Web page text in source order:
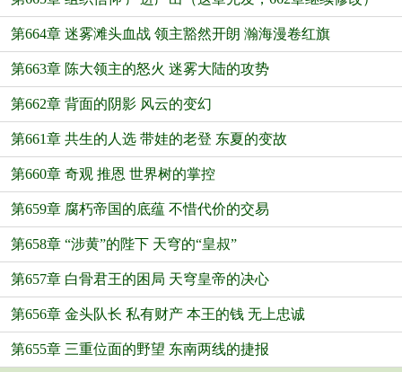
第664章 迷雾滩头血战 领主豁然开朗 瀚海漫卷红旗
第663章 陈大领主的怒火 迷雾大陆的攻势
第662章 背面的阴影 风云的变幻
第661章 共生的人选 带娃的老登 东夏的变故
第660章 奇观 推恩 世界树的掌控
第659章 腐朽帝国的底蕴 不惜代价的交易
第658章 “涉黄”的陛下 天穹的“皇叔”
第657章 白骨君王的困局 天穹皇帝的决心
第656章 金头队长 私有财产 本王的钱 无上忠诚
第655章 三重位面的野望 东南两线的捷报